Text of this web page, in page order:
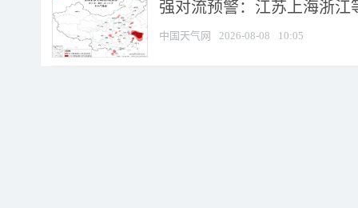
强对流预警：江苏上海浙江
中国天气网 2026-08-08 10:05